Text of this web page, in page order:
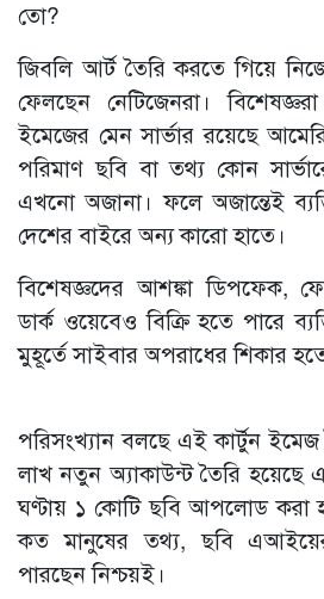
তো?
জিবলি আর্ট তৈরি করতে গিয়ে
ফেলছেন নেটিজেনরা।
ইমেজের মেন সার্ভার রয়েছে
পরিমাণ ছবি বা তথ্য কোন
এখনো অজানা। ফলে অজান্তেই
দেশের বাইরে অন্য কারো হাতে।
বিশেষজ্ঞদের আশঙ্কা ডিপফেক,
ডার্ক ওয়েবেও বিক্রি হতে পারে
মুহূর্তে সাইবার অপরাধের শিকার
পরিসংখ্যান বলছে এই কার্টুন ইমেজ
লাখ নতুন অ্যাকাউন্ট তৈরি হয়েছে
ঘণ্টায় ১ কোটি ছবি আপলোড করা
কত মানুষের তথ্য, ছবি
পারছেন নিশ্চয়ই।